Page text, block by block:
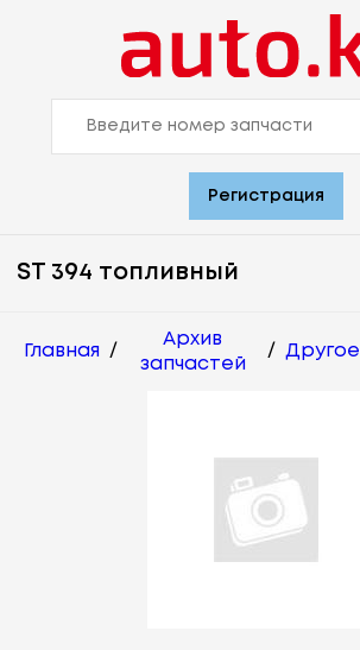
Регистрация
ST 394 топливный
Главная /
Архив
запчастей
/ Другое